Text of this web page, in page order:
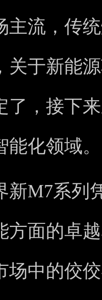
主流，传
关于新能
了，接下
化领域。
新M7系列
方面的卓
场中的佼